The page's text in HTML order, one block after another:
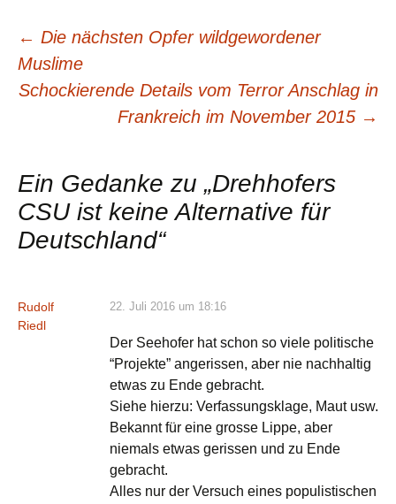
Beitrags-
Navigation
← Die nächsten Opfer wildgewordener
Muslime
Schockierende Details vom Terror Anschlag in
Frankreich im November 2015 →
Ein Gedanke zu „Drehhofers
CSU ist keine Alternative für
Deutschland“
Rudolf
Riedl
22. Juli 2016 um 18:16
Der Seehofer hat schon so viele politische
“Projekte” angerissen, aber nie nachhaltig
etwas zu Ende gebracht.
Siehe hierzu: Verfassungsklage, Maut usw.
Bekannt für eine grosse Lippe, aber
niemals etwas gerissen und zu Ende
gebracht.
Alles nur der Versuch eines populistischen